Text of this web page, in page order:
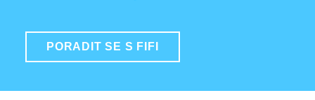
PORADIT SE S FIFI